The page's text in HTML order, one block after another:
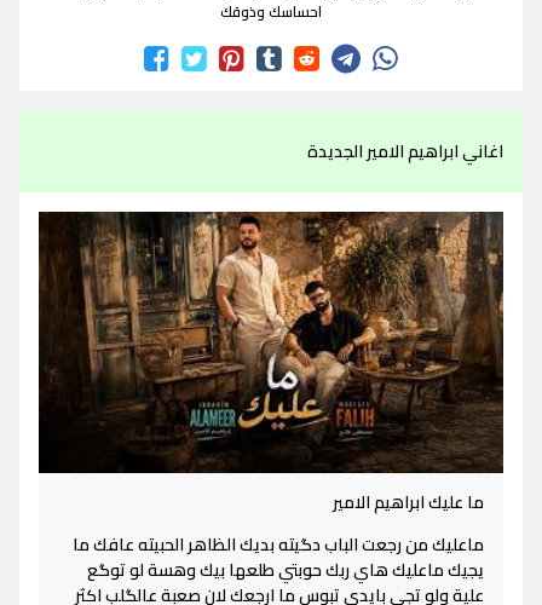
احساسك وذوقك
اغاني ابراهيم الامير الجديدة
ما عليك ابراهيم الامير
ماعليك من رجعت الباب دگيته بديك الظاهر الحبيته عافك ما
يجيك ماعليك هاي ربك حوبتي طلعها بيك وهسة لو توگع
علية ولو تجي بايدي تبوس ما ارجعك لان صعبة عالگلب اكثر